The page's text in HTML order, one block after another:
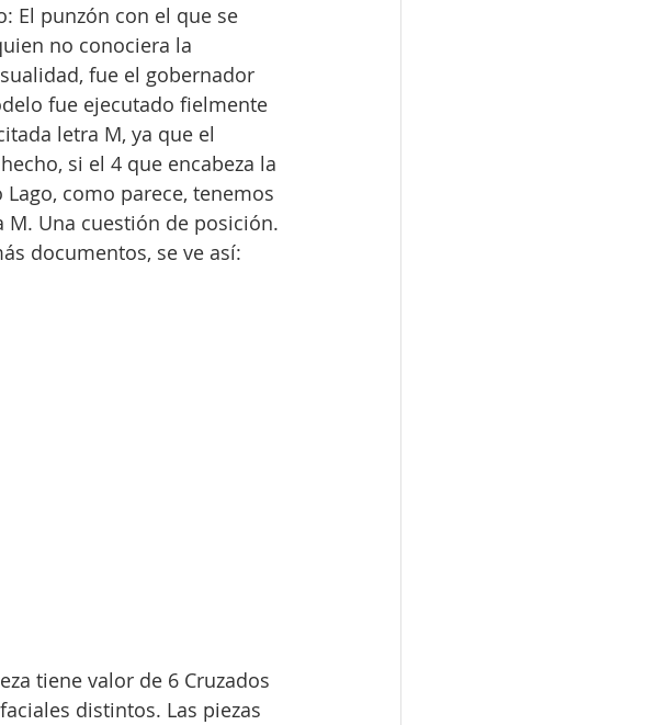
El punzón con el que se
no conociera la
fue el gobernador
fue ejecutado fielmente
letra M, ya que el
si el 4 que encabeza la
como parece, tenemos
Una cuestión de posición.
documentos, se ve así:
tiene valor de 6 Cruzados
distintos. Las piezas